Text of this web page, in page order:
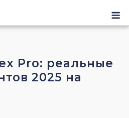
Pro: реальные
2025 на